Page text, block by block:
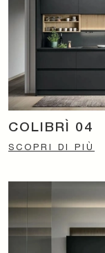
COLIBRÌ 04
SCOPRI DI PIÙ